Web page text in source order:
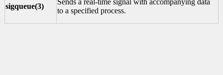
sigqueue(3)
Sends a real-time signal with accompanying data
to a specified process.